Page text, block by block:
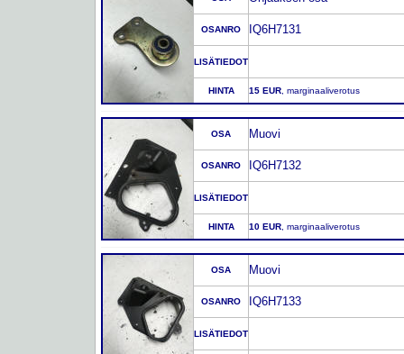
OSANRO IQ6H7131
LISÄTIEDOT
HINTA 15 EUR , marginaaliverotus
OSA Muovi
OSANRO IQ6H7132
LISÄTIEDOT
HINTA 10 EUR , marginaaliverotus
OSA Muovi
OSANRO IQ6H7133
LISÄTIEDOT